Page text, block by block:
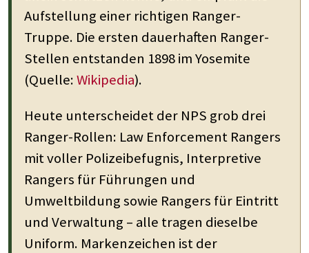
Aufstellung einer richtigen Ranger-
Truppe. Die ersten dauerhaften Ranger-
Stellen entstanden 1898 im Yosemite
(Quelle:Wikipedia).
Heute unterscheidet der NPS grob drei
Ranger-Rollen: Law Enforcement Rangers
mit voller Polizeibefugnis, Interpretive
Rangers für Führungen und
Umweltbildung sowie Rangers für Eintritt
und Verwaltung – alle tragen dieselbe
Uniform. Markenzeichen ist der